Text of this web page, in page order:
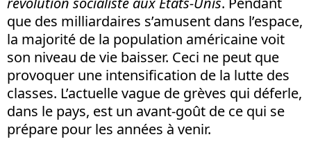
que des milliardaires s’amusent dans l’espace,
la majorité de la population américaine voit
son niveau de vie baisser. Ceci ne peut que
provoquer une intensification de la lutte des
classes. L’actuelle vague de grèves qui déferle,
dans le pays, est un avant-goût de ce qui se
prépare pour les années à venir.